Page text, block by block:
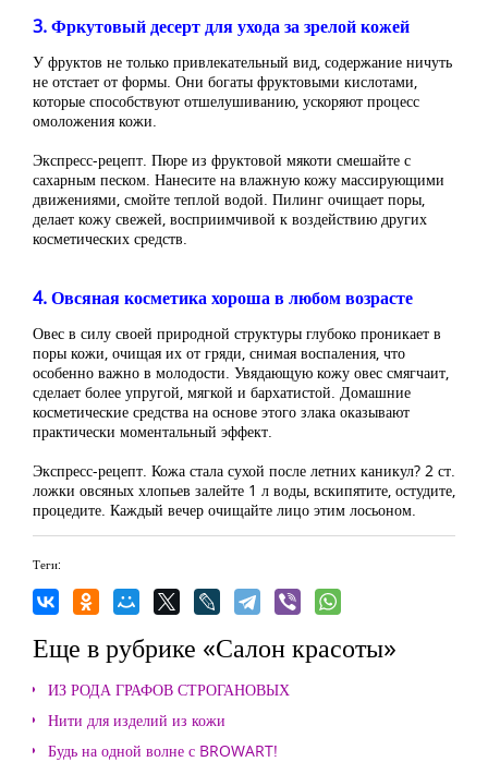
3. Фркутовый десерт для ухода за зрелой кожей
У фруктов не только привлекательный вид, содержание ничуть
не отстает от формы. Они богаты фруктовыми кислотами,
которые способствуют отшелушиванию, ускоряют процесс
омоложения кожи.
Экспресс-рецепт. Пюре из фруктовой мякоти смешайте с
сахарным песком. Нанесите на влажную кожу массирующими
движениями, смойте теплой водой. Пилинг очищает поры,
делает кожу свежей, восприимчивой к воздействию других
косметических средств.
4. Овсяная косметика хороша в любом возрасте
Овес в силу своей природной структуры глубоко проникает в
поры кожи, очищая их от гряди, снимая воспаления, что
особенно важно в молодости. Увядающую кожу овес смягчаит,
сделает более упругой, мягкой и бархатистой. Домашние
косметические средства на основе этого злака оказывают
практически моментальный эффект.
Экспресс-рецепт. Кожа стала сухой после летних каникул? 2 ст.
ложки овсяных хлопьев залейте 1 л воды, вскипятите, остудите,
процедите. Каждый вечер очищайте лицо этим лосьоном.
Теги:
Еще в рубрике «Салон красоты»
ИЗ РОДА ГРАФОВ СТРОГАНОВЫХ
Нити для изделий из кожи
Будь на одной волне с BROWART!